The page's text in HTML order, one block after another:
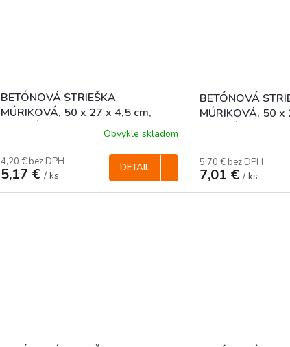
BETÓNOVÁ STRIEŠKA
MÚRIKOVÁ, 50 x 27 x 4,5 cm,
Obvykle skladom
4,20 € bez DPH
5,17 €/ ks
DETAIL
BETÓNOVÁ
MÚRIKOVÁ, 50
5,70 € bez DPH
7,01 € / ks